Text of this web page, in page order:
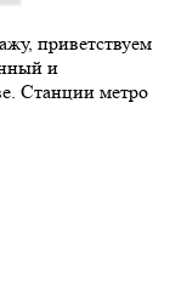
приветствуем
и
Станции метро